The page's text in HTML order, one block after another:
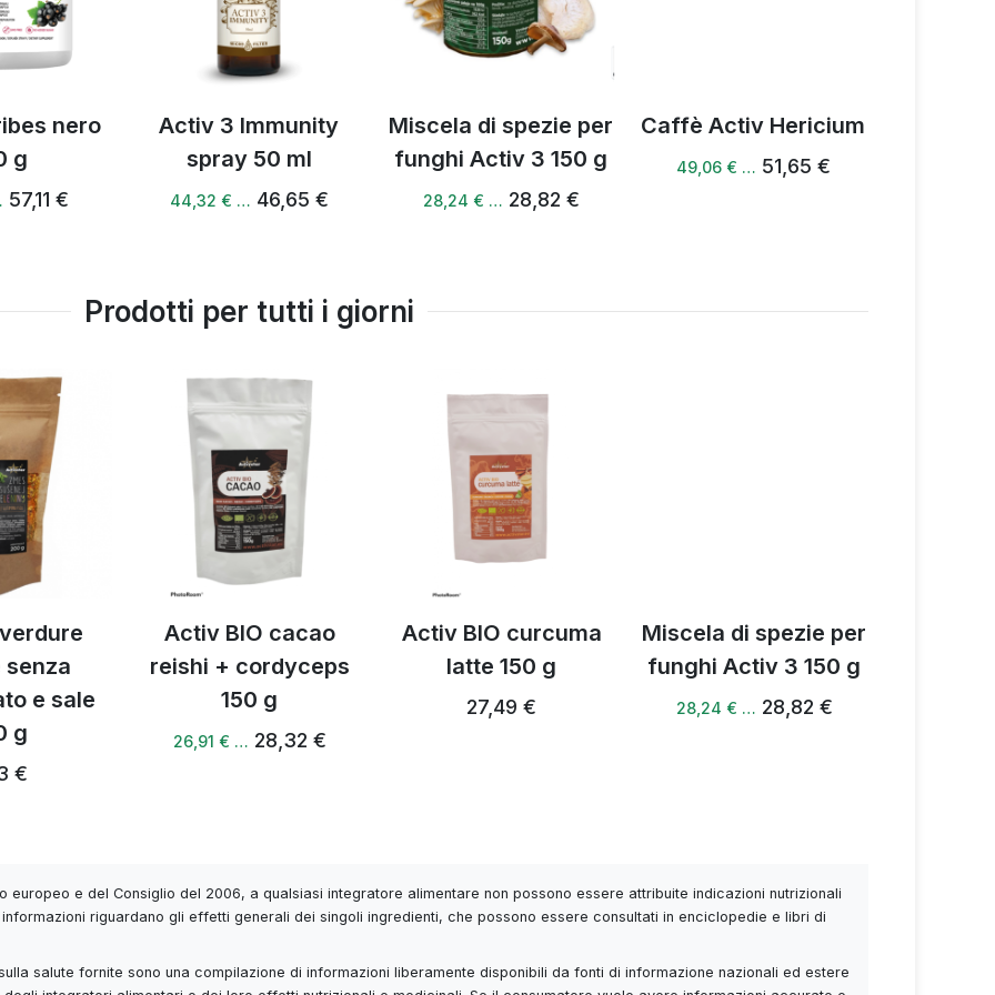
al mattino o alla mattina.
diventa un rituale
un gusto fresco e un equilibrio dall'interno.
nero
g
57,11 €
Activ 3 Immunity
spray 50 ml
44,32 € … 46,65 €
Miscela di spezie per
funghi Activ 3 150 g
28,24 € … 28,82 €
Caffè Activ Hericium
49,06 € … 51,65 €
Prodotti per tutti i giorni
e sale
g
€
Activ BIO cacao
reishi + cordyceps
150 g
26,91 € … 28,32 €
Activ BIO curcuma
latte 150 g
27,49 €
Miscela di spezie per
funghi Activ 3 150 g
28,24 € … 28,82 €
europeo e del Consiglio del 2006, a qualsiasi integratore alimentare non possono essere attribuite indicazioni nutrizionali
riguardano gli effetti generali dei singoli ingredienti, che possono essere consultati in enciclopedie e libri di
salute fornite sono una compilazione di informazioni liberamente disponibili da fonti di informazione nazionali ed estere